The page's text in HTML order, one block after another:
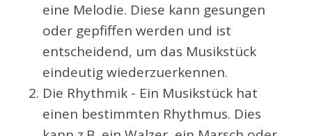
eine Melodie. Diese kann gesungen
oder gepfiffen werden und ist
entscheidend, um das Musikstück
eindeutig wiederzuerkennen.
Die Rhythmik - Ein Musikstück hat
einen bestimmten Rhythmus. Dies